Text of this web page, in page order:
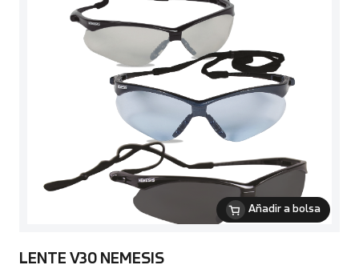
Añadir a bolsa
LENTE V30 NEMESIS